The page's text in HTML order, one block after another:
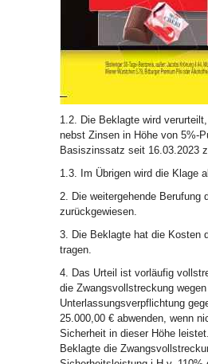
1.2. Die Beklagte wird
nebst Zinsen in Höhe von 5%-
Basiszinssatz seit 16.03.2023
1.3. Im Übrigen wird die Klage
2. Die weitergehende Berufung
zurückgewiesen.
3. Die Beklagte hat die Kosten
tragen.
4. Das Urteil ist vorläufig
die Zwangsvollstreckung
Unterlassungsverpflichtung
25.000,00 € abwenden, wenn
Sicherheit in dieser Höhe
Beklagte die